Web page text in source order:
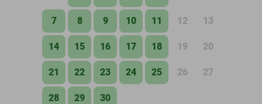
7 8 9 10 11 12 13
14 15 16 17 18 19 20
21 22 23 24 25 26 27
28 29 30